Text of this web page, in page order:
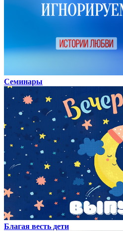
Семинары
Благая весть дети